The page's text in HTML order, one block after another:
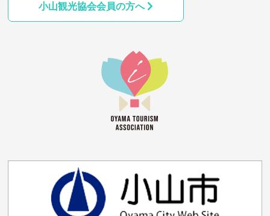
小山観光協会会員の方へ